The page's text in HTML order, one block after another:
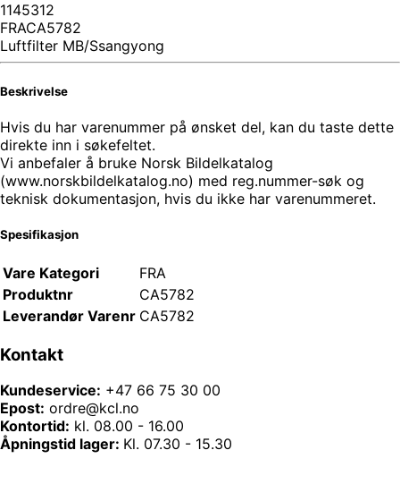
1145312
FRACA5782
Luftfilter MB/Ssangyong
Beskrivelse
Hvis du har varenummer på ønsket del, kan du taste dette
direkte inn i søkefeltet.
Vi anbefaler å bruke Norsk Bildelkatalog
(www.norskbildelkatalog.no) med reg.nummer-søk og
teknisk dokumentasjon, hvis du ikke har varenummeret.
Spesifikasjon
Vare Kategori
FRA
Produktnr
CA5782
Leverandør Varenr CA5782
Kontakt
Kundeservice: +47 66 75 30 00
Epost: ordre@kcl.no
Kontortid: kl. 08.00 - 16.00
Åpningstid lager: Kl. 07.30 - 15.30